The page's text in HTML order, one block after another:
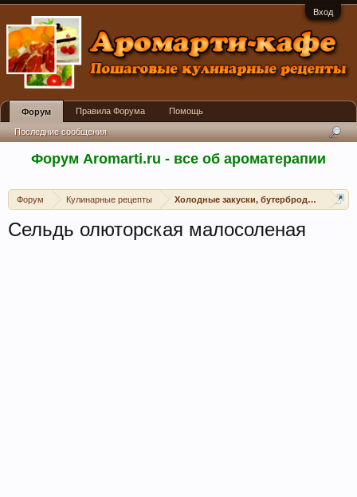
Вход
Форум Aromarti.ru - все об ароматерапии
Форум Кулинарные рецепты Холодные закуски, бутерброды, канапе,
Сельдь олюторская малосоленая
Форум
Последние сообщения
Правила Форума Помощь